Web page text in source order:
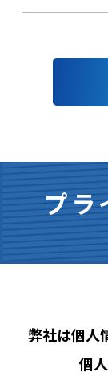
プラ
弊社は個人
個